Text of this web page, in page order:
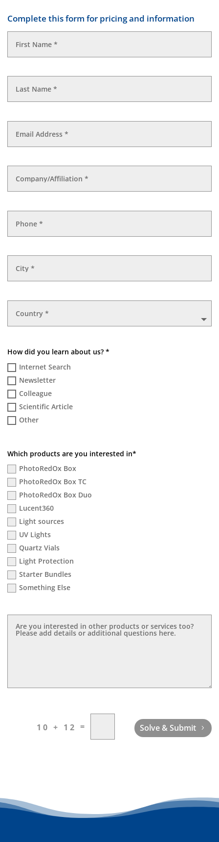
Complete this form for pricing and information
How did you learn about us? *
Internet Search
Newsletter
Colleague
Scientific Article
Other
Which products are you interested in*
PhotoRedOx Box
PhotoRedOx Box TC
PhotoRedOx Box Duo
Lucent360
Light sources
UV Lights
Quartz Vials
Light Protection
Starter Bundles
Something Else
10 + 12 = Solve & Submit